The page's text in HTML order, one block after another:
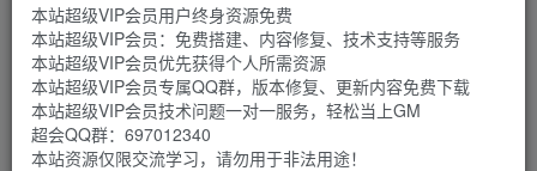
拟的手来做一些事情，如旋转一个陀螺或拿起一把枪等等。
听上去似乎不是很难，但是你错了。
玩家可以使用A,S,D,F和空格键来控制每一根手指，通过
按住鼠标右键并移动鼠标来挪动和旋转这只手，然后点击鼠
本站超级VIP会员用户终身资源免费
本站超级VIP会员：免费搭建、内容修复、技术支持等服务
本站超级VIP会员优先获得个人所需资源
本站超级VIP会员专属QQ群，版本修复、更新内容免费下载
本站超级VIP会员技术问题一对一服务，轻松当上GM
超会QQ群：697012340
本站资源仅限交流学习，请勿用于非法用途！